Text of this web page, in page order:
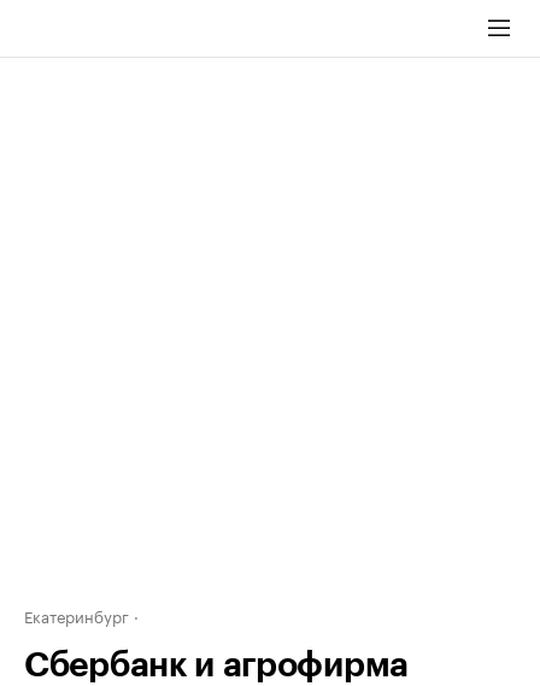
Екатеринбург
Сбербанк и агрофирма